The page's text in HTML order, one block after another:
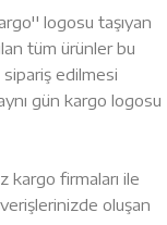
logosu taşıyan
tüm ürünler bu
edilmesi
gün kargo logosu
kargo firmaları ile
oluşan